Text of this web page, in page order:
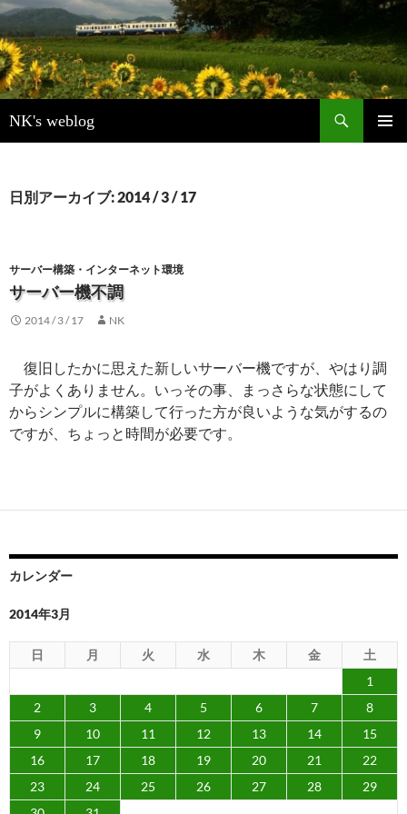
NK's weblog
索
ン
キ
ッ
プ
日別アーカイブ: 2014 / 3 / 17
サーバー構築・インターネット環境
サーバー機不調
2014 / 3 / 17 NK
復旧したかに思えた新しいサーバー機ですが、やはり調
子がよくありません。いっその事、まっさらな状態にして
からシンプルに構築して行った方が良いような気がするの
ですが、ちょっと時間が必要です。
カレンダー
2014年3月
日 月 火 水 木 金
土
1
2
3 4 5 6 7
8
9
10 11 12 13 14
15
16
17 18 19 20 21
22
23
24 25 26 27 28
29